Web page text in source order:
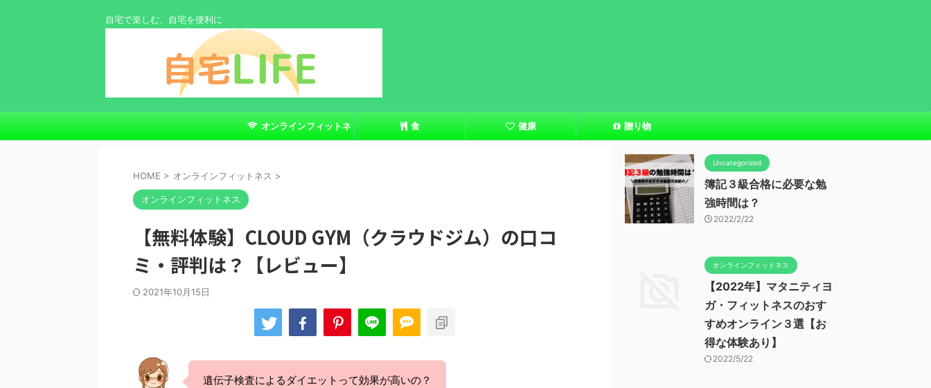
自宅で楽しむ、自宅を便利に
オンラインフィットネ 食 健康 贈り物
HOME > オンラインフィットネス >
オンラインフィットネス
【無料体験】CLOUD GYM（クラウドジム）の口コ
ミ・評判は？【レビュー】
2021年10月15日
遺伝子検査によるダイエットって効果が高いの？
Uncategorized
簿記３級合格に必要な勉
強時間は？
2022/2/22
オンラインフィットネス
【2022年】マタニティヨ
ガ・フィットネスのおす
すめオンライン３選【お
得な体験あり】
2022/5/22